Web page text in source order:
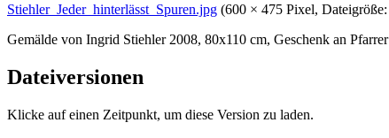
Stiehler_Jeder_hinterlässt_Spuren.jpg (600 × 475 Pixel,
Gemälde von Ingrid Stiehler 2008, 80x110 cm, Geschenk an
Dateiversionen
Klicke auf einen Zeitpunkt, um diese Version zu laden.